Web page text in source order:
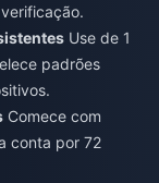
Use de 1
padrões
Comece com
conta por 72